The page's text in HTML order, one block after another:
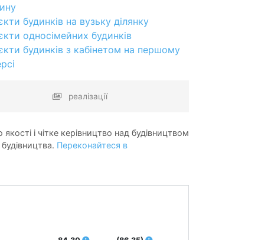
будинків на вузьку ділянку
односімейних будинків
будинків з кабінетом на першому
реалізації
і чітке керівництво над будівництвом
Переконайтеся в